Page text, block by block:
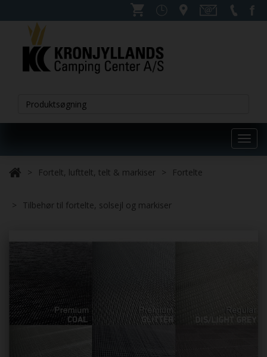
Fortelt, lufttelt, telt & markiser
Fortelte
Tilbehør til fortelte, solsejl og markiser